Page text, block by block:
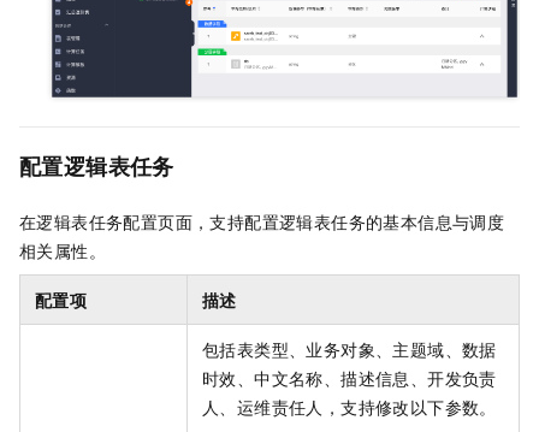
配置逻辑表任务
在逻辑表任务配置页面，支持配置逻辑表任务的基本信息与调度
相关属性。
配置项 描述
包括表类型、业务对象、主题域、数据
时效、中文名称、描述信息、开发负责
人、运维责任人，支持修改以下参数。